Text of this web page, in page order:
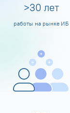
>30 лет
работы на рынке ИБ